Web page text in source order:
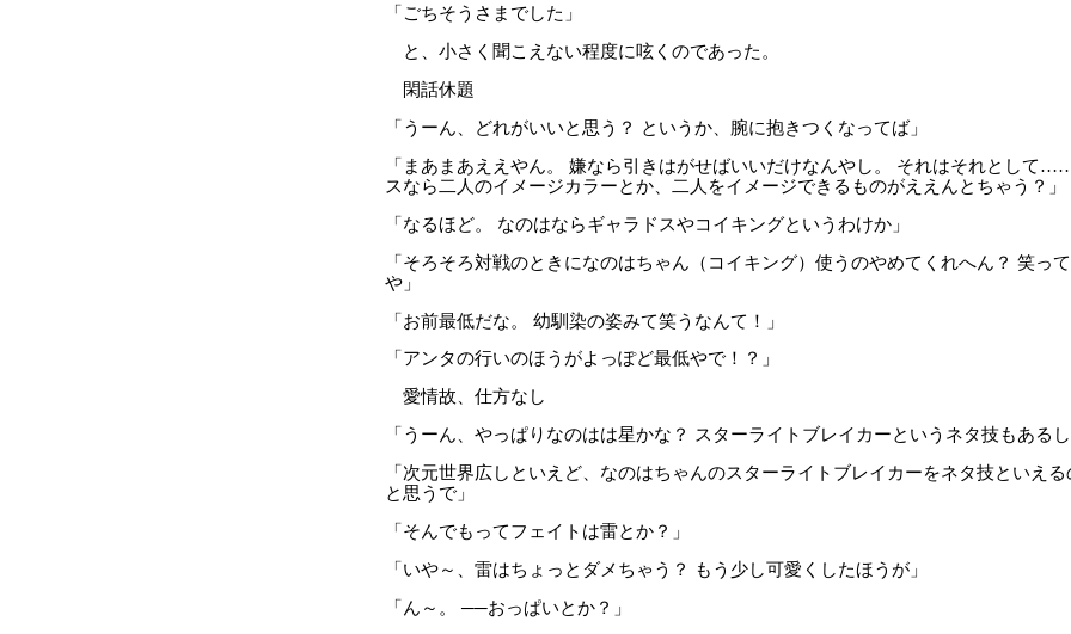
「ごちそうさまでした」
と、小さく聞こえない程度に呟くのであった。
閑話休題
「うーん、どれがいいと思う？ というか、腕に抱きつくなってば」
「まあまあええやん。 嫌なら引きはがせばいいだけなんやし。 それはそれとして
スなら二人のイメージカラーとか、二人をイメージできるものがええんとちゃう？」
「なるほど。 なのはならギャラドスやコイキングというわけか」
「そろそろ対戦のときになのはちゃん（コイキング）使うのやめてくれへん？ 笑っ
や」
「お前最低だな。 幼馴染の姿みて笑うなんて！」
「アンタの行いのほうがよっぽど最低やで！？」
愛情故、仕方なし
「うーん、やっぱりなのはは星かな？ スターライトブレイカーというネタ技もあるし
「次元世界広しといえど、なのはちゃんのスターライトブレイカーをネタ技といえ
と思うで」
「そんでもってフェイトは雷とか？」
「いや～、雷はちょっとダメちゃう？ もう少し可愛くしたほうが」
「ん～。 ──おっぱいとか？」